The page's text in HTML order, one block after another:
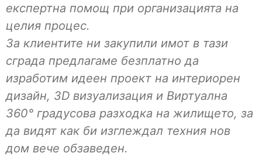
експертна помощ при организацията на
целия процес.
За клиентите ни закупили имот в тази
сграда предлагаме безплатно да
изработим идеен проект на интериорен
дизайн, 3D визуализация и Виртуална
360° градусова разходка на жилището, за
да видят как би изглеждал техния нов
дом вече обзаведен.